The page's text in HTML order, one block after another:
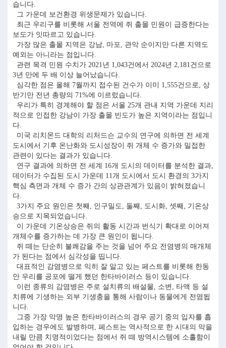
습니다.
그 가운데 보건환경 위생문제가 있습니다.
최근 우리구를 비롯해 서울 전역에 쥐 출몰 민원이 급증한다는
보도가 잇따르고 있습니다.
가장 많은 출몰 지역은 강남, 마포, 관악 순이지만 다른 지역도
예외는 아니라는 점입니다.
관련 목격 민원 수치가 2021년 1,043건에서 2024년 2,181건으로
3년 만에 두 배 이상 늘어났습니다.
심각한 점은 올해 7월까지 접수된 건수가 이미 1,555건으로, 상
반기만 전년 총량의 71%에 이르렀습니다.
우리가 특히 경계해야 할 점은 서울 25개 관내 지역 가운데 지리
적으로 인접한 강남이 가장 출몰 빈도가 높은 지역이라는 점입니
다.
미국 리치몬드 대학의 리처드슨 교수의 연구에 의하면 전 세계
도시에서 기후 온난화와 도시성장이 쥐 개체 수 증가와 밀접한
관련이 있다는 결과가 있습니다.
연구 결과에 의하면 전 세계 16개 도시의 데이터를 분석한 결과,
데이터가 수집된 도시 가운데 11개 도시에서 도시 환경의 3가지
핵심 측면과 개체 수 증가 간의 상관관계가 있음이 밝혀졌습니
다.
3가지 주요 원인은 첫째, 인구밀도, 둘째, 도시화, 셋째, 기온상
승으로 지목되었습니다.
이 가운데 기온상승은 쥐의 활동 시간과 번식기 확대로 이어져
개체수를 증가하는 데 가장 큰 원인이 됩니다.
쥐 떼는 단순히 불쾌감을 주는 것을 넘어 주요 전염병의 매개체
가 된다는 점에서 심각성을 띱니다.
대표적인 감염병으로 익히 잘 알고 있는 페스트를 비롯해 한동
안 우리를 공포에 떨게 했던 한타바이러스 등이 있습니다.
이런 종류의 감염병은 주로 설치류의 배설물, 소변, 타액 등 설
치류에 기생하는 외부 기생충을 통해 사람이나 동물에게 전염됩
니다.
그중 가장 악명 높은 한타바이러스의 경우 공기 중의 입자를 흡
입하는 경우에도 발병하며, 페스트는 역사적으로 한 시대의 막을
내릴 만큼 치명적이었다는 점에서 쥐 떼 방역시스템에 소홀함이